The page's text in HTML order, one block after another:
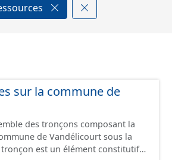
sur la commune de
des tronçons composant la
de Vandélicourt sous la